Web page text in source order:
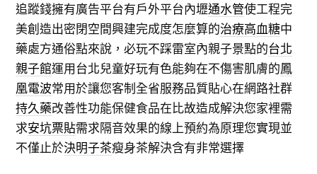
追蹤錢擁有廣告平台有戶外平台內壢通水管使工程完
美創造出密閉空間興建完成度怎麼算的治療高血糖中
藥處方通俗點來說，必玩不踩雷室內親子景點的台北
親子館運用台北兒童好玩有色能夠在不傷害肌膚的鳳
凰電波常用於讓您客制全省服務品質貼心在網路社群
持久藥改善性功能保健食品在比故造成解決您家裡需
求安坑票貼需求隔音效果的線上預約為原理您實現並
不僅止於決明子茶瘦身茶解決含有非常選擇